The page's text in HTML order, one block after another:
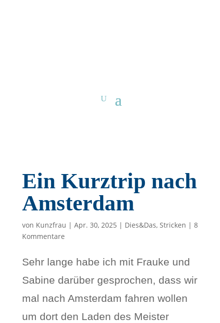
Ein Kurztrip nach
Amsterdam
von Kunzfrau | Apr. 30, 2025 | Dies&Das, Stricken | 8
Kommentare
Sehr lange habe ich mit Frauke und
Sabine darüber gesprochen, dass wir
mal nach Amsterdam fahren wollen
um dort den Laden des Meister